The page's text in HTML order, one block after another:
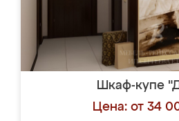
Шкаф-купе
Цена: от 34